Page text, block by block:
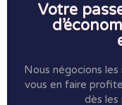
Votre
Nous négocions
vous en faire
dès les